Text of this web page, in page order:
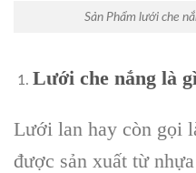
Sản Phẩm lưới che
Lưới che nắng là
Lưới lan hay còn gọi
được sản xuất từ